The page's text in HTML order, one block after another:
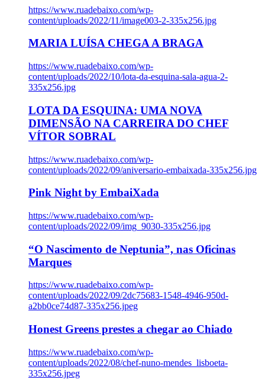
https://www.ruadebaixo.com/wp-
content/uploads/2022/11/image003-2-335x256.jpg
MARIA LUÍSA CHEGA A BRAGA
https://www.ruadebaixo.com/wp-
content/uploads/2022/10/lota-da-esquina-sala-agua-2-
335x256.jpg
LOTA DA ESQUINA: UMA NOVA
DIMENSÃO NA CARREIRA DO CHEF
VÍTOR SOBRAL
https://www.ruadebaixo.com/wp-
content/uploads/2022/09/aniversario-embaixada-335x256.jpg
Pink Night by EmbaiXada
https://www.ruadebaixo.com/wp-
content/uploads/2022/09/img_9030-335x256.jpg
“O Nascimento de Neptunia”, nas Oficinas
Marques
https://www.ruadebaixo.com/wp-
content/uploads/2022/09/2dc75683-1548-4946-950d-
a2bb0ce74d87-335x256.jpeg
Honest Greens prestes a chegar ao Chiado
https://www.ruadebaixo.com/wp-
content/uploads/2022/08/chef-nuno-mendes_lisboeta-
335x256.jpeg